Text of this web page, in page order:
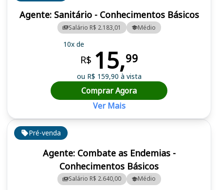
Pré-venda
Agente: Combate as Endemias -
Conhecimentos Básicos
Salário R$ 2.640,00 Médio
Agente: Sanitário - Conhecimentos Básicos
Salário R$ 2.183,01 Médio
10x de
R$ 15,99
ou R$ 159,90 à vista
Comprar Agora
Ver Mais